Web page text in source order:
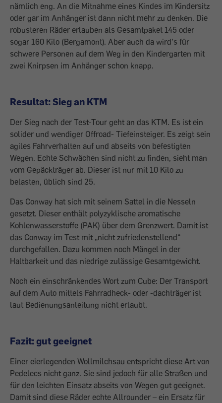
nämlich eng. An die Mitnahme eines Kindes im Kindersitz
oder gar im Anhänger ist dann nicht mehr zu denken. Die
robusteren Räder erlauben als Gesamtpaket 145 oder
sogar 160 Kilo (Bergamont). Aber auch da wird’s für
schwere Personen auf dem Weg in den Kindergarten mit
zwei Knirpsen im Anhän­ger schon knapp.
Resultat: Sieg an KTM
Der Sieg nach der Test-Tour geht an das KTM. Es ist ein
solider und wendiger Offroad- Tiefeinsteiger. Es zeigt sein
agiles Fahrver­halten auf und abseits von befestigten
Wegen. Echte Schwächen sind nicht zu fin­den, sieht man
vom Gepäckträger ab. Dieser ist nur mit 10 Kilo zu
belasten, üblich sind 25.
Das Conway hat sich mit seinem Sattel in die Nesseln
gesetzt. Dieser enthält polyzyklische aromatische
Kohlenwasserstoffe (PAK) über dem Grenzwert. Damit ist
das Conway im Test mit „nicht zufriedenstel­lend“
durchgefallen. Dazu kommen noch Mängel in der
Haltbarkeit und das niedrige zulässige Gesamtgewicht.
Noch ein einschränkendes Wort zum Cube: Der Transport
auf dem Auto mittels Fahr­radheck- oder -dachträger ist
laut Bedie­nungsanleitung nicht erlaubt.
Fazit: gut geeignet
Einer eierlegenden Wollmilchsau entspricht diese Art von
Pedelecs nicht ganz. Sie sind jedoch für alle Straßen und
für den leichten Einsatz abseits von Wegen gut geeignet.
Damit sind diese Räder echte Allrounder – ein Ersatz für